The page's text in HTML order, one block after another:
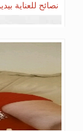
نصائح للعناية